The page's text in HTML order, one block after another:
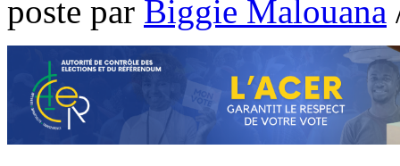
poste par Biggie Malouana